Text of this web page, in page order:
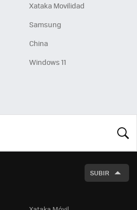
Xataka Movilidad
Samsung
China
Windows 11
SUBIR